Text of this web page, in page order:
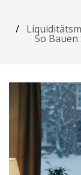
So Bauen